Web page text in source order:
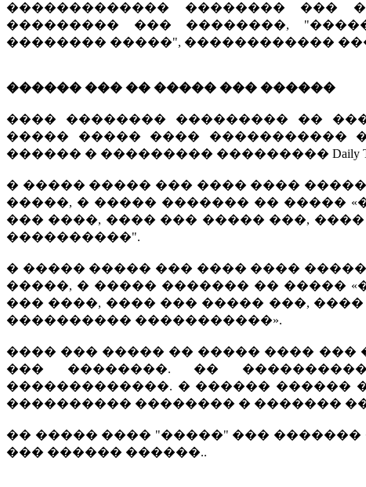
������������� �������� ���
��������� ��� ��������,
�������� �����", ������������
������ ��� �� ����� ��� ������
���� �������� ��������� ��
����� ����� ���� �����������
������ � ��������� ��������� Daily
� ����� ����� ��� ���� ����
�����, � ����� ������� �� �����
��� ����, ���� ��� ����� ���,
����������".
� ����� ����� ��� ���� ����
�����, � ����� ������� �� �����
��� ����, ���� ��� ����� ���,
���������� �����������».
���� ��� ����� �� ����� ����
��� ��������. ��
�������������. � ������ ������
���������� �������� � �������
�� ����� ���� "�����" ���
��� ������ ������..